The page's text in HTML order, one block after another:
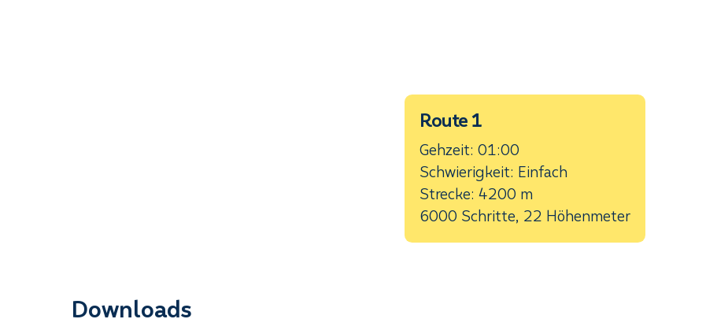
Route 1
Gehzeit: 01:00
Schwierigkeit: Einfach
Strecke: 4200 m
6000 Schritte, 22 Höhenmeter
Downloads